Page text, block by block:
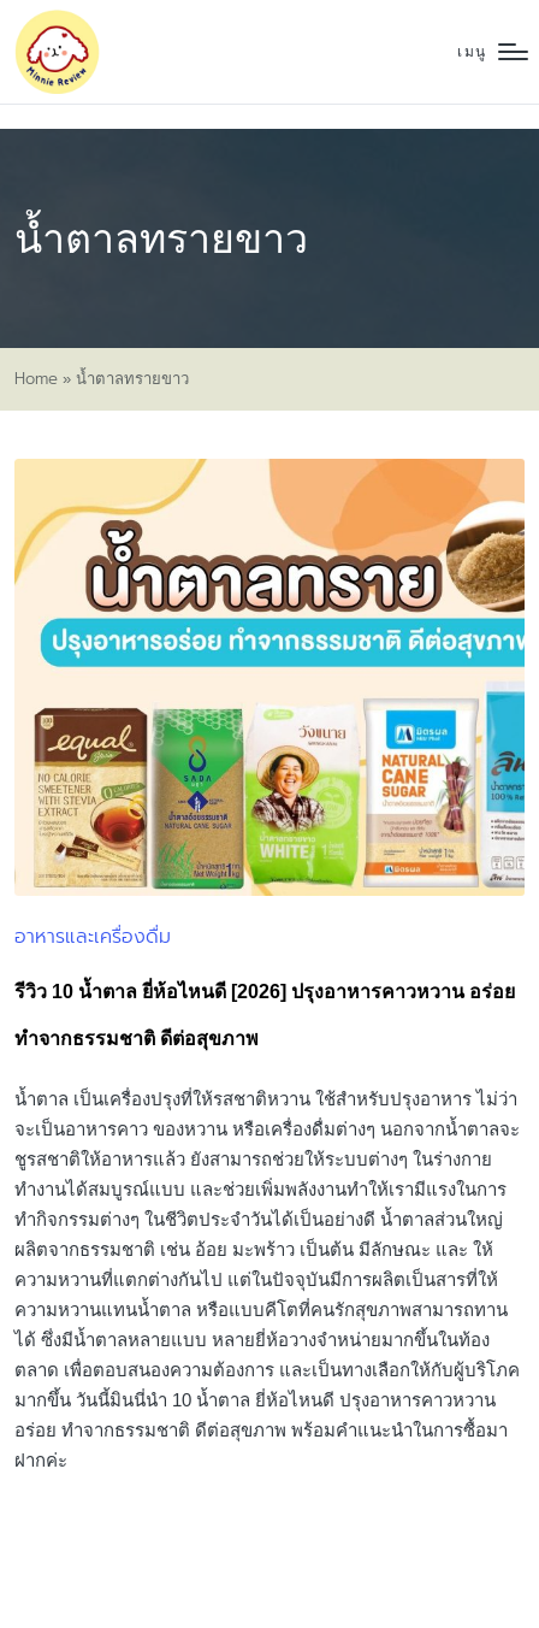
เมนู
น้ำตาลทรายขาว
Home » น้ำตาลทรายขาว
Posted
อาหารและเครื่องดื่ม
รีวิว 10 น้ำตาล ยี่ห้อไหนดี [2026] ปรุงอาหารคาวหวาน อร่อย
ทำจากธรรมชาติ ดีต่อสุขภาพ
น้ำตาล เป็นเครื่องปรุงที่ให้รสชาติหวาน ใช้สำหรับปรุงอาหาร ไม่ว่า
จะเป็นอาหารคาว ของหวาน หรือเครื่องดื่มต่างๆ นอกจากน้ำตาลจะ
ชูรสชาติให้อาหารแล้ว ยังสามารถช่วยให้ระบบต่างๆ ในร่างกาย
ทำงานได้สมบูรณ์แบบ และช่วยเพิ่มพลังงานทำให้เรามีแรงในการ
ทำกิจกรรมต่างๆ ในชีวิตประจำวันได้เป็นอย่างดี น้ำตาลส่วนใหญ่
ผลิตจากธรรมชาติ เช่น อ้อย มะพร้าว เป็นต้น มีลักษณะ และ ให้
ความหวานที่แตกต่างกันไป แต่ในปัจจุบันมีการผลิตเป็นสารที่ให้
ความหวานแทนน้ำตาล หรือแบบคีโตที่คนรักสุขภาพสามารถทาน
ได้ ซึ่งมีน้ำตาลหลายแบบ หลายยี่ห้อวางจำหน่ายมากขึ้นในท้อง
ตลาด เพื่อตอบสนองความต้องการ และเป็นทางเลือกให้กับผู้บริโภค
มากขึ้น วันนี้มินนี่นำ 10 น้ำตาล ยี่ห้อไหนดี ปรุงอาหารคาวหวาน
อร่อย ทำจากธรรมชาติ ดีต่อสุขภาพ พร้อมคำแนะนำในการซื้อมา
ฝากค่ะ